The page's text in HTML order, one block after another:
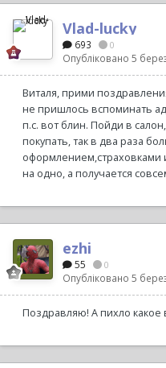
Vlad-lucky
693 0
Опубліковано 5
Виталя, прими
не пришлось вспоминать
п.с. вот блин. Пойди в
покупать, так в два раза
оформлением,страховками
на одно, а получается
ezhi
55 0
Опубліковано 5
Поздравляю! А пихло какое